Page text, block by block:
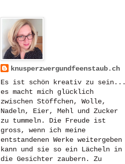
knusperzwergundfeenstaub.ch
Es ist schön kreativ zu sein...
es macht mich glücklich
zwischen Stöffchen, Wolle,
Nadeln, Eier, Mehl und Zucker
zu tummeln. Die Freude ist
gross, wenn ich meine
entstandenen Werke weitergeben
kann und sie so ein Lächeln in
die Gesichter zaubern. Zu